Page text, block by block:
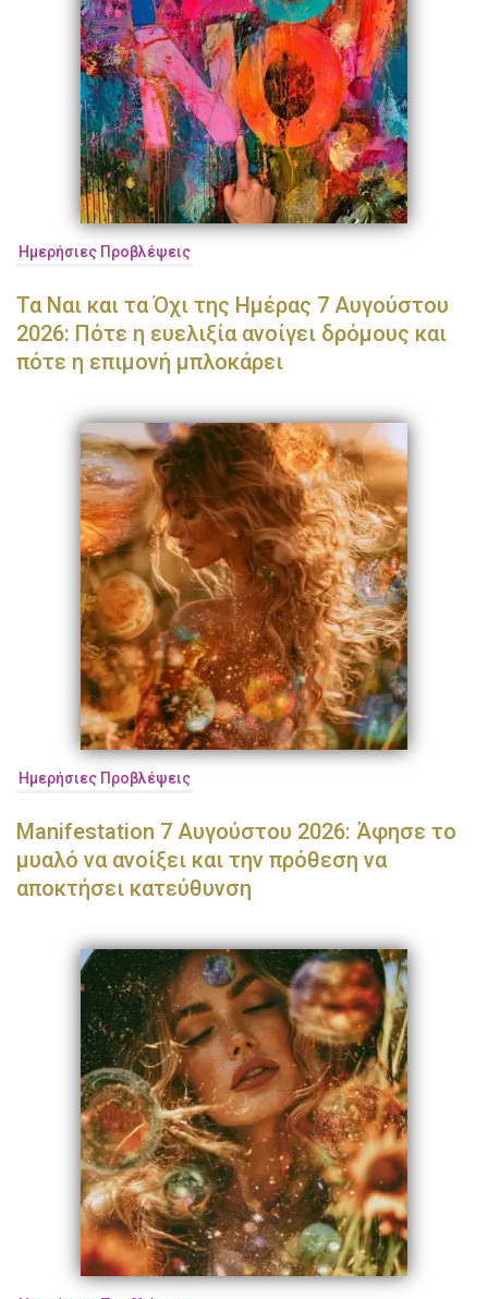
Ημερήσιες Προβλέψεις
Τα Ναι και τα Όχι της Ημέρας 7 Αυγούστου
2026: Πότε η ευελιξία ανοίγει δρόμους και
πότε η επιμονή μπλοκάρει
Ημερήσιες Προβλέψεις
Manifestation 7 Αυγούστου 2026: Άφησε το
μυαλό να ανοίξει και την πρόθεση να
αποκτήσει κατεύθυνση